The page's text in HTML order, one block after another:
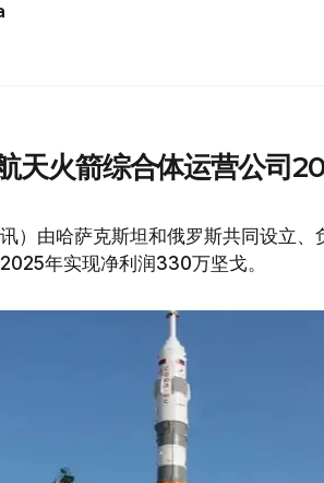
天火箭综合体运营公司
讯）由哈萨克斯坦和俄罗斯共同设立
年实现净利润330万坚戈。